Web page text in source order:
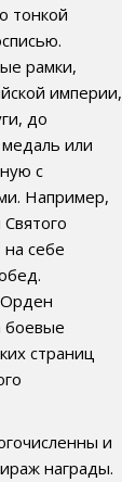
тонкой
рамки,
империи,
до
или
с
Например,
себе
Орден
боевые
страниц
и
награды.